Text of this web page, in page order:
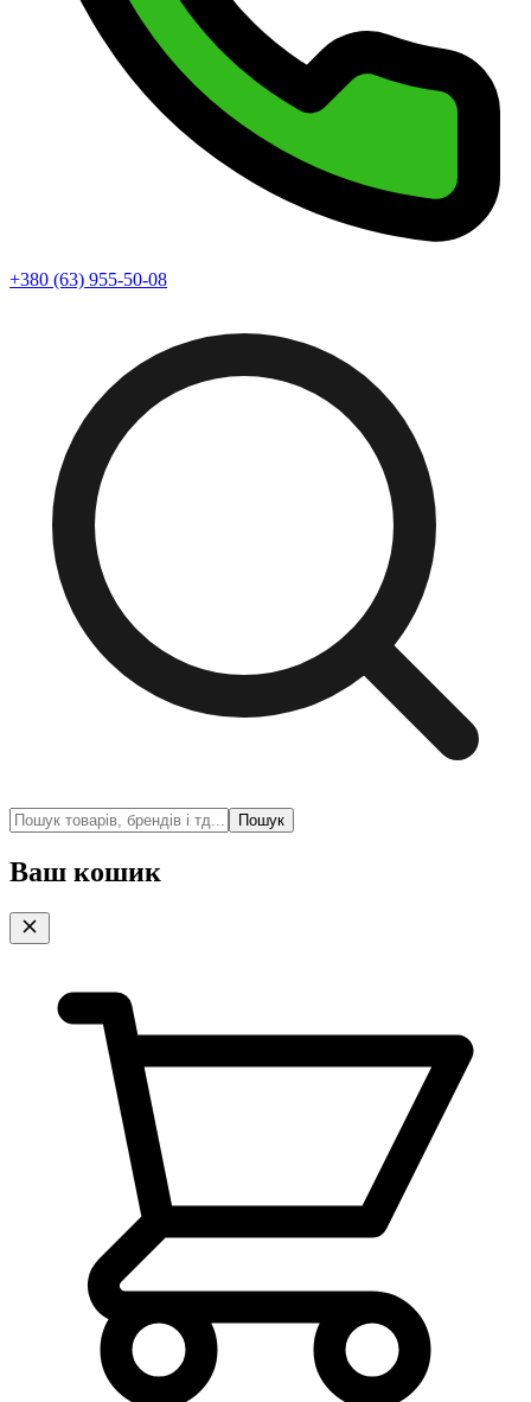
+380 (63) 955-50-08
Пошук
Ваш кошик